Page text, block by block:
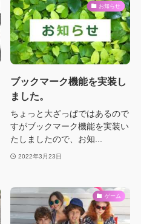
お知らせ
ブックマーク機能を実装し
ました。
ちょっと大ざっぱではあるので
すがブックマーク機能を実装い
たしましたので、お知...
2022年3月23日
ゲーム